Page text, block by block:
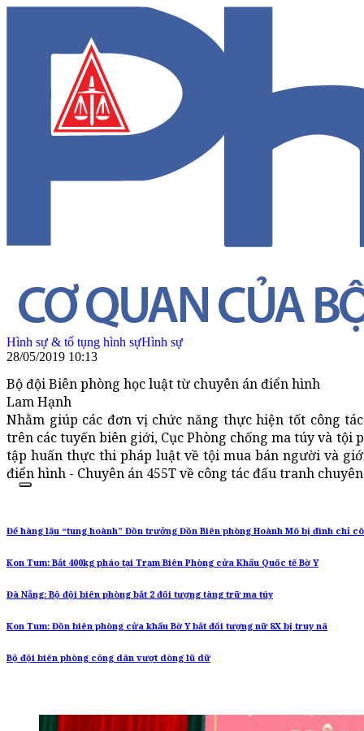
Hình sự & tố tụng hình sựHình sự
28/05/2019 10:13
Bộ đội Biên phòng học luật từ chuyên án điển hình
Lam Hạnh
Nhằm giúp các đơn vị chức năng thực hiện tốt công
trên các tuyến biên giới, Cục Phòng chống ma túy và tội
tập huấn thực thi pháp luật về tội mua bán người và
điển hình - Chuyên án 455T về công tác đấu tranh
Để hàng lậu “tung hoành” Đồn trưởng Đồn Biên phòng Hoành Mô bị đình chỉ
Kon Tum: Bắt 400kg pháo tại Trạm Biên Phòng cửa Khẩu Quốc tế Bờ Y
Đà Nẵng: Bộ đội biên phòng bắt 2 đối tượng tàng trữ ma túy
Kon Tum: Đồn biên phòng cửa khẩu Bờ Y bắt đối tượng nữ 8X bị truy nã
Bộ đội biên phòng cõng dân vượt dòng lũ dữ